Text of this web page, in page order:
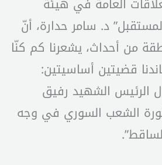
د. سامر حدارة، أنّ
من أحداث، يشعرنا كم كنّا
قضيتين أساسيتين:
الرئيس الشهيد رفيق
ثورة الشعب السوري في وجه